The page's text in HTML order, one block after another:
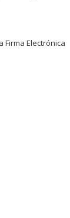
Electrónica